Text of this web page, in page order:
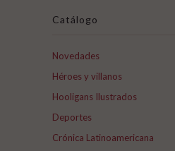
Catálogo
Novedades
Héroes y villanos
Hooligans Ilustrados
Deportes
Crónica Latinoamericana